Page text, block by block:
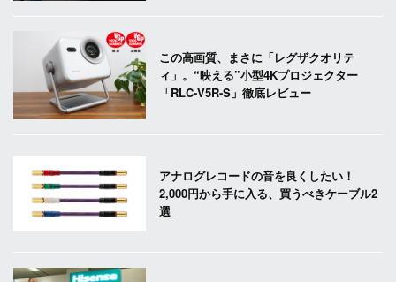
この高画質、まさに「レグザクオリテ
ィ」。“映える”小型4Kプロジェクター
「RLC-V5R-S」徹底レビュー
アナログレコードの音を良くしたい！
2,000円から手に入る、買うべきケーブル2
選